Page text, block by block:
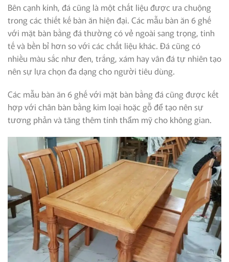
Bên cạnh kính, đá cũng là một chất liệu được ưa chuộng
trong các thiết kế bàn ăn hiện đại. Các mẫu bàn ăn 6 ghế
với mặt bàn bằng đá thường có vẻ ngoài sang trọng, tinh
tế và bền bỉ hơn so với các chất liệu khác. Đá cũng có
nhiều màu sắc như đen, trắng, xám hay vân đá tự nhiên tạo
nên sự lựa chọn đa dạng cho người tiêu dùng.
Các mẫu bàn ăn 6 ghế với mặt bàn bằng đá cũng được kết
hợp với chân bàn bằng kim loại hoặc gỗ để tạo nên sự
tương phản và tăng thêm tính thẩm mỹ cho không gian.